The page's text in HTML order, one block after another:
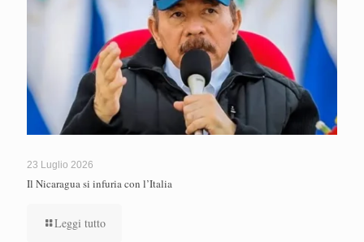
23 Luglio 2026
Il Nicaragua si infuria con l’Italia
Leggi tutto